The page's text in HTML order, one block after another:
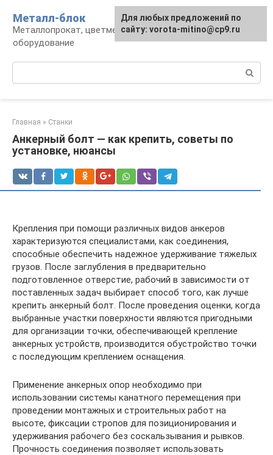
контенту
Металл-блок
Металлопрокат, цветмет, обработка и
оборудование
Главная » Станки
Анкерный болт — как крепить, советы по
установке, нюансы
Крепления при помощи различных видов анкеров
характеризуются специалистами, как соединения,
способные обеспечить надежное удерживание тяжелых
грузов. После заглубления в предварительно
подготовленное отверстие, рабочий в зависимости от
поставленных задач выбирает способ того, как лучше
крепить анкерный болт. После проведения оценки, когда
выбранные участки поверхности являются пригодными
для организации точки, обеспечивающей крепление
анкерных устройств, производится обустройство точки
с последующим креплением оснащения.
Применение анкерных опор необходимо при
использовании системы канатного перемещения при
проведении монтажных и строительных работ на
высоте, фиксации стропов для позиционирования и
удерживания рабочего без соскальзывания и рывков.
Прочность соединения позволяет использовать
Для любых предложений по
сайту: vorota-mitino@cp9.ru